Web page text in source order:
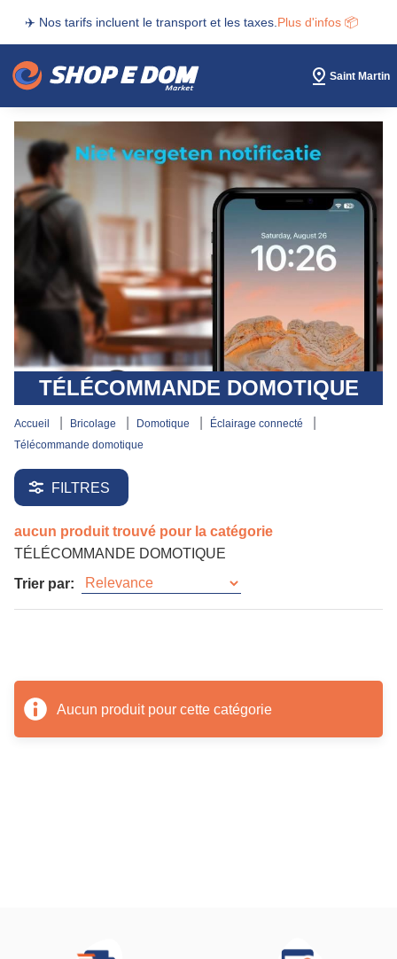
✈️ Nos tarifs incluent le transport et les taxes. Plus d'infos 📦
Saint Martin
TÉLÉCOMMANDE DOMOTIQUE
accueil bricolage domotique
éclairage connecté
télécommande domotique
FILTRES
aucun produit trouvé pour la catégorie
TÉLÉCOMMANDE DOMOTIQUE
Trier par:
Aucun produit pour cette catégorie